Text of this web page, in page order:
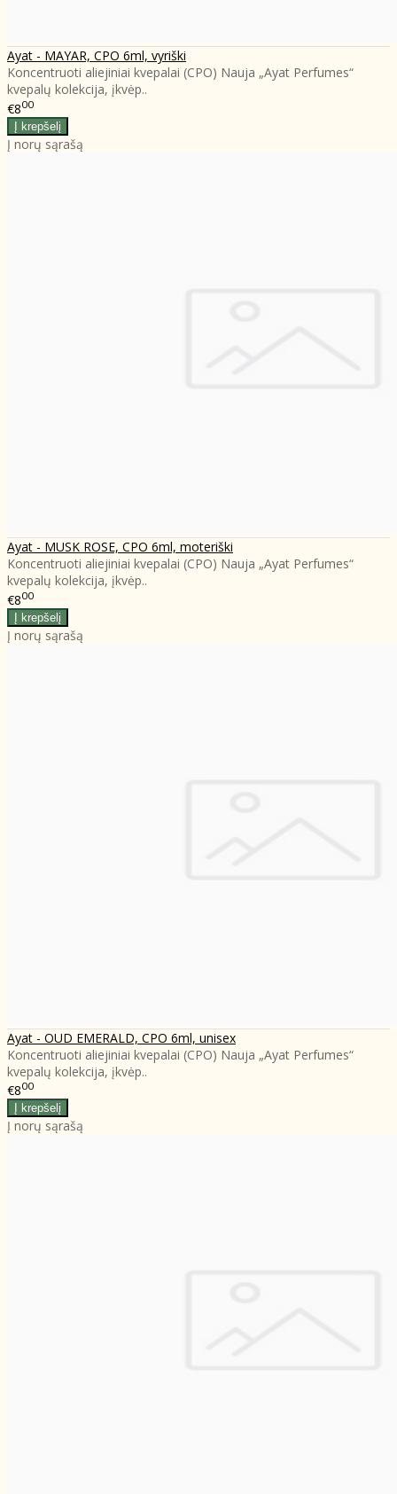
Ayat - MAYAR, CPO 6ml, vyriški
Koncentruoti aliejiniai kvepalai (CPO) Nauja „Ayat Perfumes“
kvepalų kolekcija, įkvėp..
€800
Į norų sąrašą
Ayat - MUSK ROSE, CPO 6ml, moteriški
Koncentruoti aliejiniai kvepalai (CPO) Nauja „Ayat Perfumes“
kvepalų kolekcija, įkvėp..
€800
Į norų sąrašą
Ayat - OUD EMERALD, CPO 6ml, unisex
Koncentruoti aliejiniai kvepalai (CPO) Nauja „Ayat Perfumes“
kvepalų kolekcija, įkvėp..
€800
Į norų sąrašą